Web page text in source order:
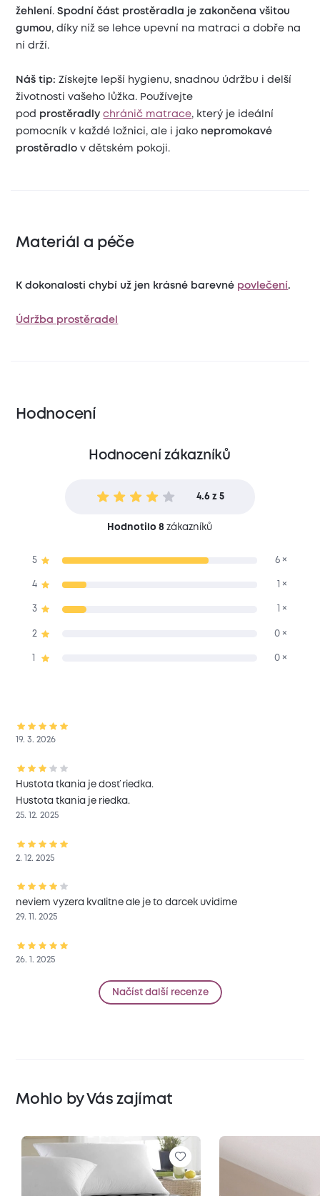
žehlení. Spodní část prostěradla je zakončena všitou
gumou, díky níž se lehce upevní na matraci a dobře na
ní drží.
Náš tip: Získejte lepší hygienu, snadnou údržbu i delší
životnosti vašeho lůžka. Používejte
pod prostěradly chránič matrace, který je ideální
pomocník v každé ložnici, ale i jako nepromokavé
prostěradlo v dětském pokoji.
Materiál a péče
K dokonalosti chybí už jen krásné barevné povlečení.
Údržba prostěradel
Hodnocení
Hodnocení zákazníků
4.6 z 5
Hodnotilo 8 zákazníků
5 6 ×
4 1 ×
3 1 ×
2 0 ×
0 ×
19. 3. 2026
Hustota tkania je dosť riedka.
Hustota tkania je riedka.
25. 12. 2025
2. 12. 2025
neviem vyzera kvalitne ale je to darcek uvidime
29. 11. 2025
26. 1. 2025
Načíst další recenze
Mohlo by Vás zajímat